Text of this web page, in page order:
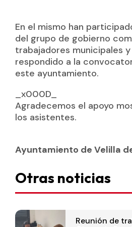
En el mismo han
del grupo de gobierno
trabajadores municipales
respondido a la
este ayuntamiento.
_x000D_
Agradecemos el apoyo
los asistentes.
Ayuntamiento de Velilla
Otras noticias
Reunión de